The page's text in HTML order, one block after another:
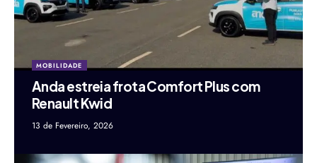
MOBILIDADE
Anda estreia frota Comfort Plus com
Renault Kwid
13 de Fevereiro, 2026